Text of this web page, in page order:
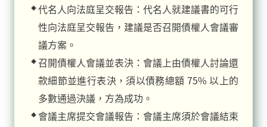
代名人向法庭呈交報告：代名人就建議書的可行
性向法庭呈交報告，建議是否召開債權人會議審
議方案。
召開債權人會議並表決：會議上由債權人討論還
款細節並進行表決，須以債務總額 75% 以上的
多數通過決議，方為成功。
會議主席提交會議報告：會議主席須於會議結束